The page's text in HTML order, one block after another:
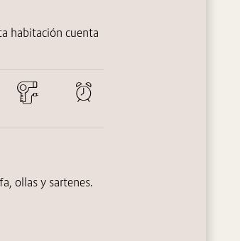
habitación cuenta
ollas y sartenes.